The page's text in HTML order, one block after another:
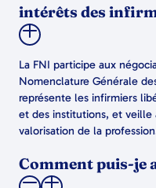
intérêts des
La FNI participe aux
Nomenclature Générale
représente les infirmiers
et des institutions, et veille
valorisation de la
Comment puis-je